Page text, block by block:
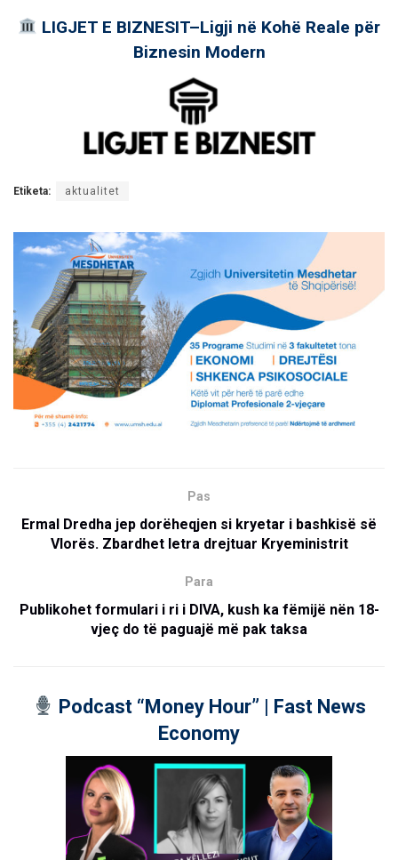
LIGJET E BIZNESIT–Ligji në Kohë Reale për
Biznesin Modern
Etiketa: aktualitet
Pas
Ermal Dredha jep dorëheqjen si kryetar i bashkisë së
Vlorës. Zbardhet letra drejtuar Kryeministrit
Para
Publikohet formulari i ri i DIVA, kush ka fëmijë nën 18-
vjeç do të paguajë më pak taksa
Podcast “Money Hour” | Fast News
Economy